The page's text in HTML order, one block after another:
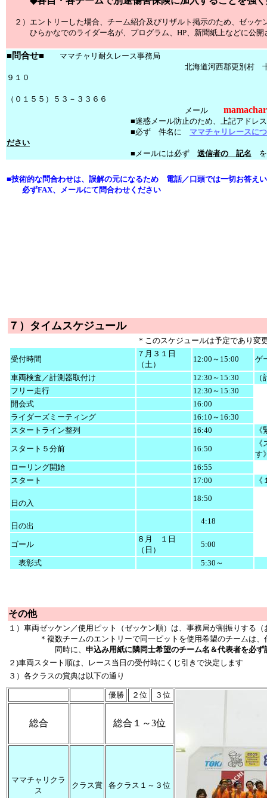
２）エントリーした場合、チーム紹介及びリザルト掲示のため、ゼッ
ひらかなでのライダー名が、プログラム、HP、新聞紙上などに公開
■問合せ■ ママチャリ耐久レース事務局
北海道河西郡更別村 十勝スピードウエ
９１０
（０１５５）５３－３３６６
メール
■迷惑メール防止のため、上記アドレスをコピー
■必ず 件名に ママチャリレースに
ださい
■メールには必ず 送信者の 記名 を
■技術的な問合わせは、誤解の元になるため 電話／口頭では一切お答え
必ずFAX、メールにて問合わせください
７）タイムスケジュール
＊このスケジュールは予定であり変
受付時間
７月３１日
（土）
12:00～15:00 ゲ
車両検査／計測器取付け 12:30～15:30
フリー走行
12:30～15:30
開会式
16:00
ライダーズミーティング
16:10～16:30
スタートライン整列
16:40
スタート５分前 16:50
す
ローリング開始
16:55
スタート
17:00
日の入
18:50
日の出
4:18
ゴール
８月 １日
（日）
5:00
表彰式 5:30～
その他
１）車両ゼッケン／使用ピット（ゼッケン順）は、事務局が割振りする
＊複数チームのエントリーで同一ピットを使用希望のチームは、
同時に、 申込み用紙に隣同士希望のチーム名＆代表者を必ず
２)車両スタート順は、レース当日の受付時にくじ引きで決定します
３）各クラスの賞典は以下の通り
優勝 ２位 ３位
総合 総合１～3位
ママチャリクラ
ス
クラス賞 各クラス１～３位